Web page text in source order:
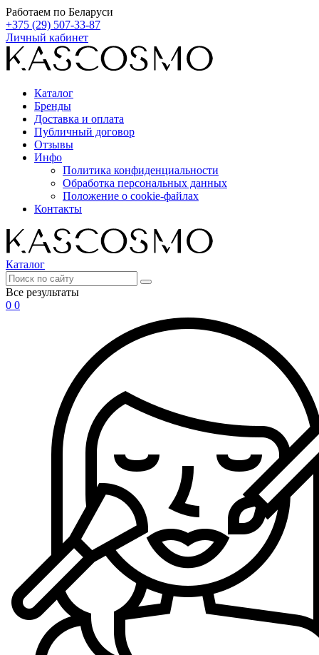
Работаем по Беларуси
+375 (29) 507-33-87
Личный кабинет
Каталог
Бренды
Доставка и оплата
Публичный договор
Отзывы
Инфо
Политика конфиденциальности
Обработка персональных данных
Положение о cookie-файлах
Контакты
Каталог
Все результаты
0 0